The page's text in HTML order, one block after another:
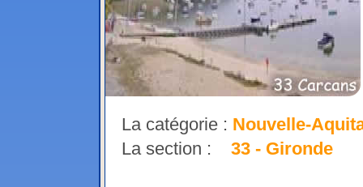
La catégorie : Nouvelle-
La section : 33 - Gironde